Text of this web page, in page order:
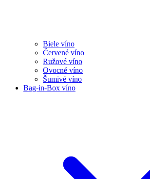
Biele víno
Červené víno
Ružové víno
Ovocné víno
Šumivé víno
Bag-in-Box víno